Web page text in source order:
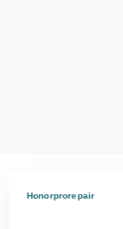
Honorprorepair